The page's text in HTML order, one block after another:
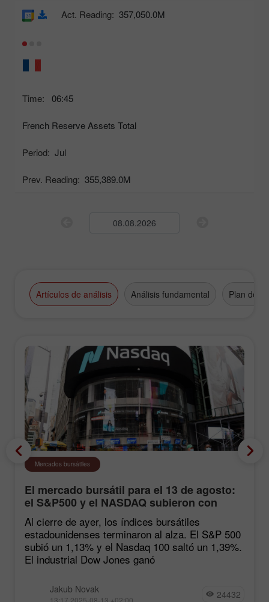
Time: 06:45
French Reserve Assets Total
Period: Jul
Prev. Reading: 355,389.0M
Act. Reading: 357,050.0M
Artículos de análisis Análisis fundamental Plan de
Mercados bursátiles
El mercado bursátil para el 13 de agosto:
el S&P500 y el NASDAQ subieron con
fuerza tras las estadísticas de inflación
Al cierre de ayer, los índices bursátiles
estadounidenses terminaron al alza. El S&P 500
subió un 1,13% y el Nasdaq 100 saltó un 1,39%.
El industrial Dow Jones ganó
Jakub Novak
13:17 2025-08-13 +02:00 24432